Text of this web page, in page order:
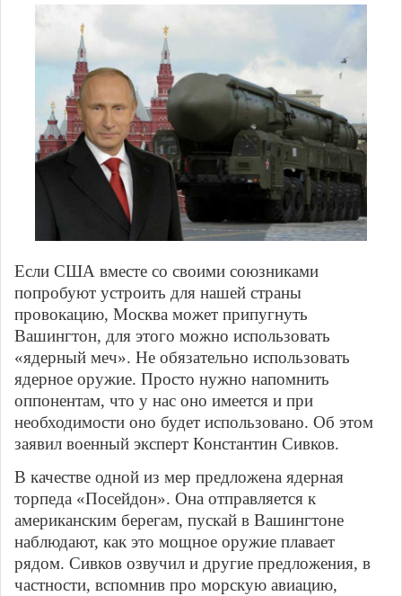
Если США вместе со своими союзниками
попробуют устроить для нашей страны
провокацию, Москва может припугнуть
Вашингтон, для этого можно использовать
«ядерный меч». Не обязательно использовать
ядерное оружие. Просто нужно напомнить
оппонентам, что у нас оно имеется и при
необходимости оно будет использовано. Об этом
заявил военный эксперт Константин Сивков.
В качестве одной из мер предложена ядерная
торпеда «Посейдон». Она отправляется к
американским берегам, пускай в Вашингтоне
наблюдают, как это мощное оружие плавает
рядом. Сивков озвучил и другие предложения, в
частности, вспомнив про морскую авиацию,